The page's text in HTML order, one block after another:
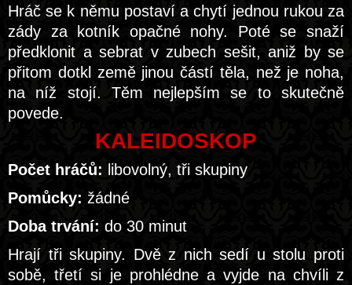
Hráč se k němu postaví a chytí jednou rukou za
zády za kotník opačné nohy. Poté se snaží
předklonit a sebrat v zubech sešit, aniž by se
přitom dotkl země jinou částí těla, než je noha,
na níž stojí. Těm nejlepším se to skutečně
povede.
KALEIDOSKOP
Počet hráčů: libovolný, tři skupiny
Pomůcky: žádné
Doba trvání: do 30 minut
Hrají tři skupiny. Dvě z nich sedí u stolu proti
sobě, třetí si je prohlédne a vyjde na chvíli z